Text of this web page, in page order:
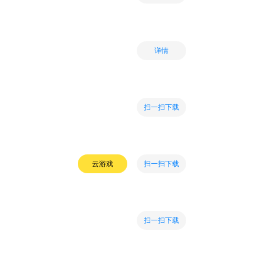
详情
扫一扫下载
云游戏 扫一扫下载
扫一扫下载